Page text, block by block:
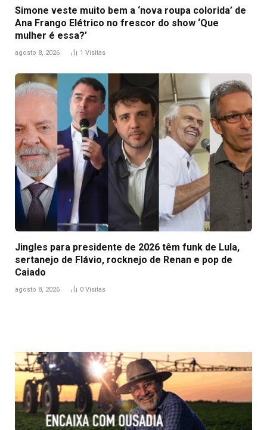
Simone veste muito bem a ‘nova roupa colorida’ de
Ana Frango Elétrico no frescor do show ‘Que
mulher é essa?’
agosto 8, 2026 1 Visitas
Jingles para presidente de 2026 têm funk de Lula,
sertanejo de Flávio, rocknejo de Renan e pop de
Caiado
agosto 8, 2026 0 Visitas